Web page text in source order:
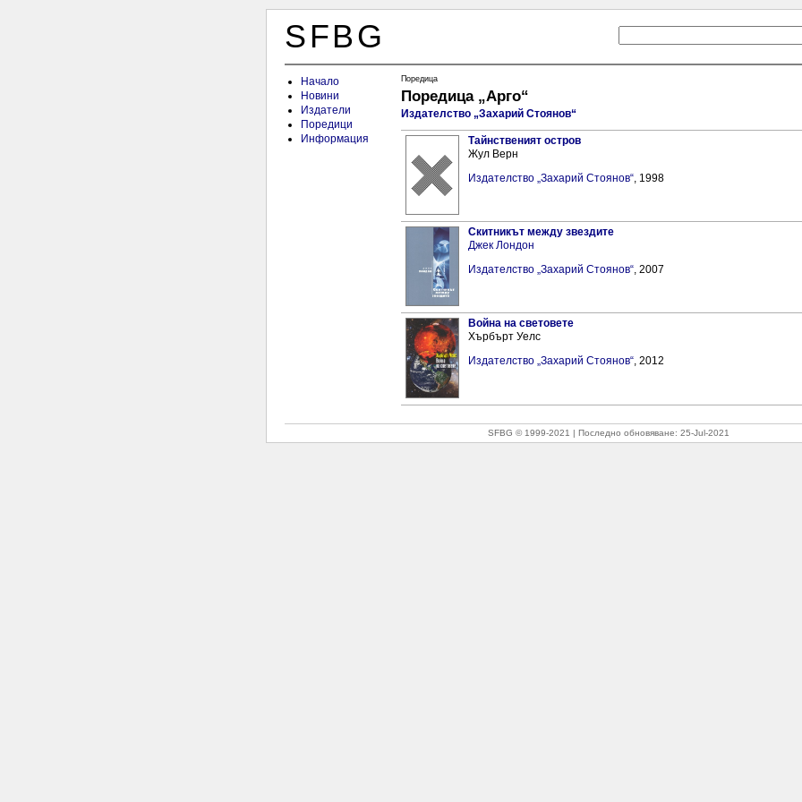
SFBG
Начало
Новини
Издатели
Поредици
Информация
Поредица
Поредица „Арго“
Издателство „Захарий Стоянов“
Тайнственият остров
Жул Верн
Издателство „Захарий Стоянов“, 1998
Скитникът между звездите
Джек Лондон
Издателство „Захарий Стоянов“, 2007
Война на световете
Хърбърт Уелс
Издателство „Захарий Стоянов“, 2012
SFBG © 1999-2021 Последно обновяване: 25-Jul-2021